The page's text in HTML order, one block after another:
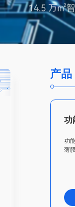
产品
功
功
薄